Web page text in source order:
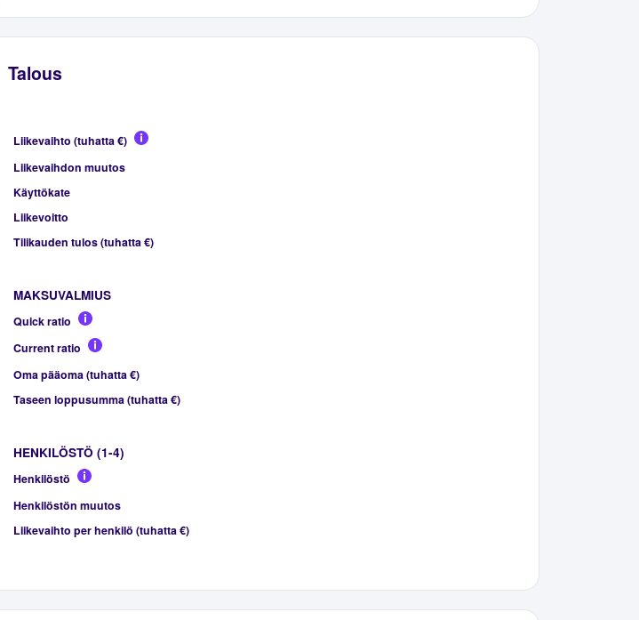
Talous
Liikevaihto (tuhatta €)
Liikevaihdon muutos
Käyttökate
Liikevoitto
Tilikauden tulos (tuhatta €)
MAKSUVALMIUS
Quick ratio
Current ratio
Oma pääoma (tuhatta €)
Taseen loppusumma (tuhatta €)
HENKILÖSTÖ (1-4)
Henkilöstö
Henkilöstön muutos
Liikevaihto per henkilö (tuhatta €)